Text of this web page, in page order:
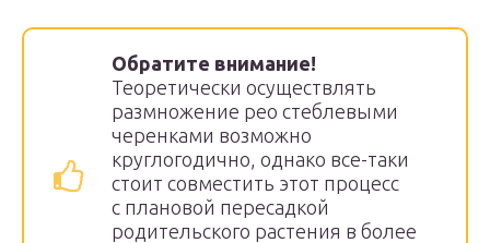
Обратите внимание!
Теоретически осуществлять
размножение рео стеблевыми
черенками возможно
круглогодично, однако все-таки
стоит совместить этот процесс
с плановой пересадкой
родительского растения в более